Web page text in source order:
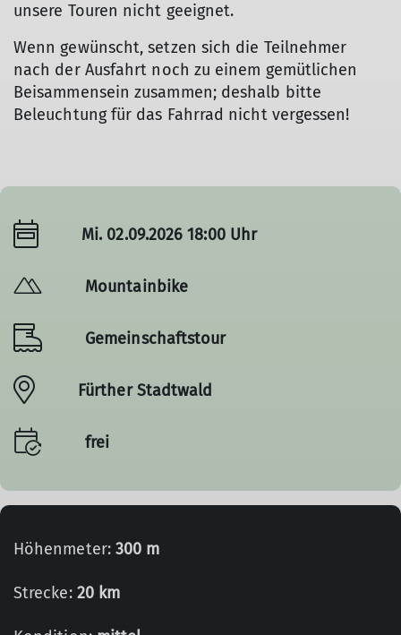
unsere Touren nicht geeignet.
Wenn gewünscht, setzen sich die Teilnehmer
nach der Ausfahrt noch zu einem gemütlichen
Beisammensein zusammen; deshalb bitte
Beleuchtung für das Fahrrad nicht vergessen!
Mi. 02.09.2026 18:00 Uhr
Mountainbike
Gemeinschaftstour
Fürther Stadtwald
frei
Höhenmeter: 300 m
Strecke: 20 km